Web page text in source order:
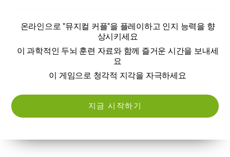
온라인으로 "뮤지컬 커플"을 플레이하고 인지 능력을 향
상시키세요
이 과학적인 두뇌 훈련 자료와 함께 즐거운 시간을 보내세
요
이 게임으로 청각적 지각을 자극하세요
지금 시작하기